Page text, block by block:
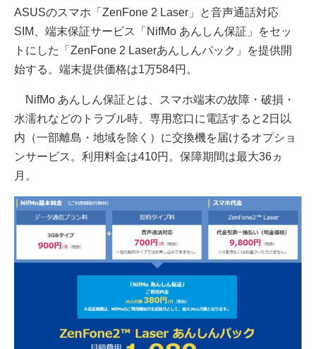
ASUSのスマホ「ZenFone 2 Laser」と音声通話対応
SIM、端末保証サービス「NifMo あんしん保証」をセッ
トにした「ZenFone 2 Laserあんしんパック」を提供開
始する。端末提供価格は1万584円。
NifMo あんしん保証とは、スマホ端末の故障・破損・
水濡れなどのトラブル時、専用窓口に電話すると2日以
内（一部離島・地域を除く）に交換機を届けるオプショ
ンサービス。利用料金は410円。保障期間は最大36ヵ
月。